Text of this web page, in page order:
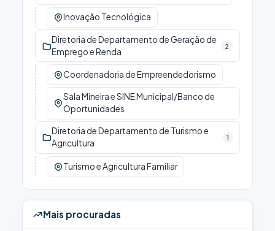
Inovação Tecnológica
Diretoria de Departamento de Geração de
Emprego e Renda
2
Coordenadoria de Empreendedorismo
Sala Mineira e SINE Municipal/Banco de
Oportunidades
Diretoria de Departamento de Turismo e
Agricultura
1
Turismo e Agricultura Familiar
Mais procuradas